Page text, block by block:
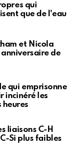
qui
que de l'eau
et Nicola
de
qui emprisonne
incinéré les
heures
liaisons C-H
Si plus faibles